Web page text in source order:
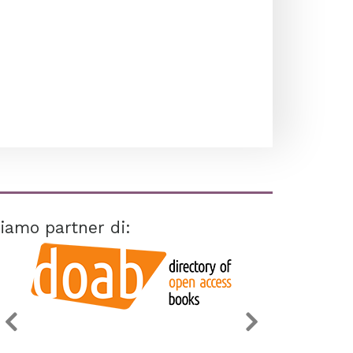
partner di: